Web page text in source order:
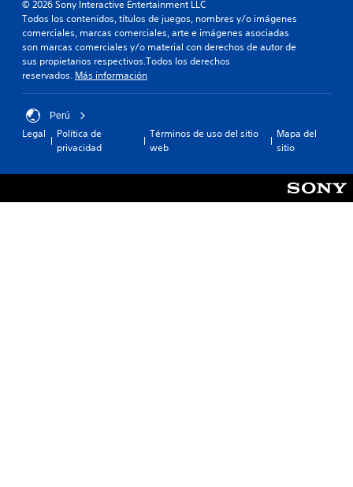
© 2026 Sony Interactive Entertainment LLC
Todos los contenidos, títulos de juegos, nombres y/o imágenes
comerciales, marcas comerciales, arte e imágenes asociadas
son marcas comerciales y/o material con derechos de autor de
sus propietarios respectivos.Todos los derechos
reservados. Más información
Perú
Legal
Política de
privacidad
Términos de uso del sitio
web
Mapa del
sitio